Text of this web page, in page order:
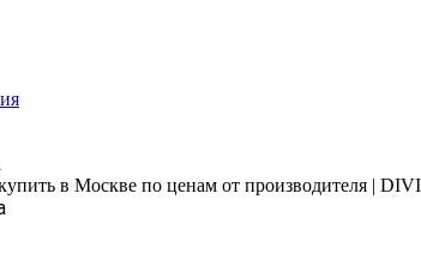
в Москве по ценам от производителя |